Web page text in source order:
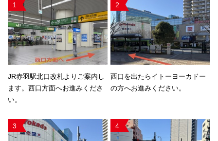
1
JR赤羽駅北口改札よりご案内し
ます。西口方面へお進みくださ
い。
2
西口を出たらイトーヨーカドー
の方へお進みください。
3 4